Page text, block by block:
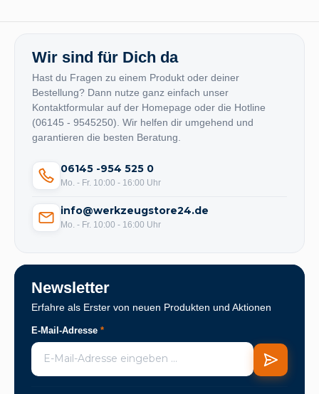
Wir sind für Dich da
Hast du Fragen zu einem Produkt oder deiner
Bestellung? Dann nutze ganz einfach unser
Kontaktformular auf der Homepage oder die Hotline
(06145 - 9545250). Wir helfen dir umgehend und
garantieren die besten Beratung.
06145 -954 525 0
Mo. - Fr. 10:00 - 16:00 Uhr
info@werkzeugstore24.de
Mo. - Fr. 10:00 - 16:00 Uhr
Newsletter
Erfahre als Erster von neuen Produkten und Aktionen
E-Mail-Adresse *